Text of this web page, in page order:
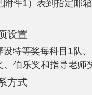
附件1）表到指定邮箱
设置
设特等奖每科目1队
、伯乐奖和指导老师
方式